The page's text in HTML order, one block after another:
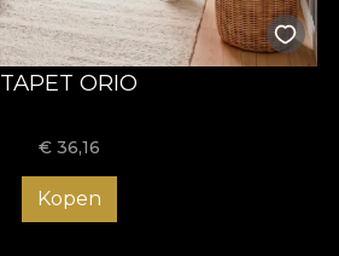
TAPET ORIO
€ 36,16
Kopen